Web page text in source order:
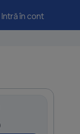
Intră în cont